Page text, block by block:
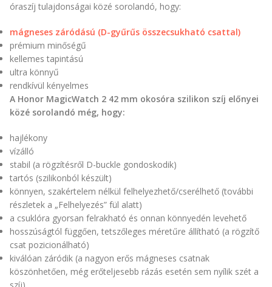
óraszíj tulajdonságai közé sorolandó, hogy:
mágneses záródású (D-gyűrűs összecsukható csattal)
prémium minőségű
kellemes tapintású
ultra könnyű
rendkívül kényelmes
A Honor MagicWatch 2 42 mm okosóra szilikon szíj előnyei
közé sorolandó még, hogy:
hajlékony
vízálló
stabil (a rögzítésről D-buckle gondoskodik)
tartós (szilikonból készült)
könnyen, szakértelem nélkül felhelyezhető/cserélhető (további
részletek a „Felhelyezés” fül alatt)
a csuklóra gyorsan felrakható és onnan könnyedén levehető
hosszúságtól függően, tetszőleges méretűre állítható (a rögzítő
csat pozicionálható)
kiválóan záródik (a nagyon erős mágneses csatnak
köszönhetően, még erőteljesebb rázás esetén sem nyílik szét a